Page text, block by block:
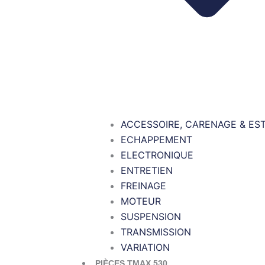
ACCESSOIRE, CARENAGE &
ECHAPPEMENT
ELECTRONIQUE
ENTRETIEN
FREINAGE
MOTEUR
SUSPENSION
TRANSMISSION
VARIATION
PIÈCES TMAX 530